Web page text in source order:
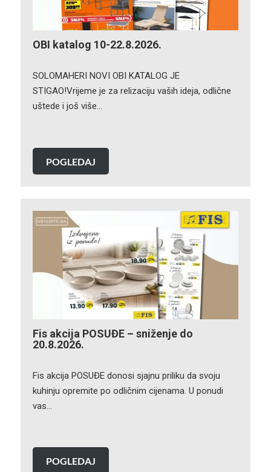
OBI katalog 10-22.8.2026.
SOLOMAHERI NOVI OBI KATALOG JE
STIGAO!Vrijeme je za relizaciju vaših ideja, odlične
uštede i još više…
POGLEDAJ
Fis akcija POSUĐE – sniženje do
20.8.2026.
Fis akcija POSUĐE donosi sjajnu priliku da svoju
kuhinju opremite po odličnim cijenama. U ponudi
vas…
POGLEDAJ